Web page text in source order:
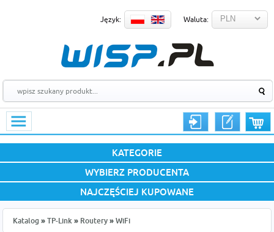
Język: Waluta:
KATEGORIE
WYBIERZ PRODUCENTA
NAJCZĘŚCIEJ KUPOWANE
Katalog » TP-Link » Routery » WiFi